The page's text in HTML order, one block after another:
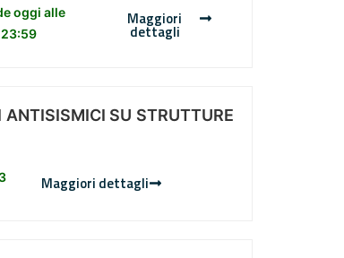
oggi alle
23:59
Maggiori
dettagli
ANTISISMICI SU STRUTTURE
Maggiori dettagli